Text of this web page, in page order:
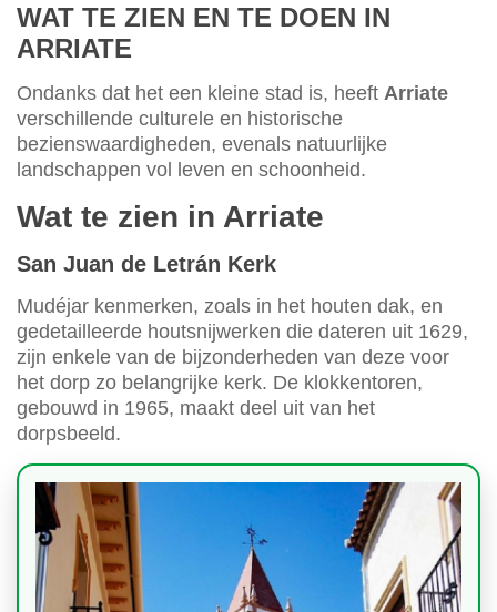
WAT TE ZIEN EN TE DOEN IN
ARRIATE
Ondanks dat het een kleine stad is, heeft Arriate
verschillende culturele en historische
bezienswaardigheden, evenals natuurlijke
landschappen vol leven en schoonheid.
Wat te zien in Arriate
San Juan de Letrán Kerk
Mudéjar kenmerken, zoals in het houten dak, en
gedetailleerde houtsnijwerken die dateren uit 1629,
zijn enkele van de bijzonderheden van deze voor
het dorp zo belangrijke kerk. De klokkentoren,
gebouwd in 1965, maakt deel uit van het
dorpsbeeld.